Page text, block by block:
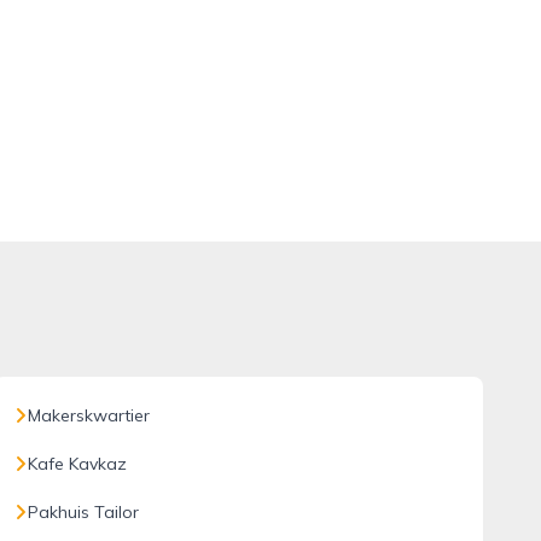
Makerskwartier
Kafe Kavkaz
Pakhuis Tailor